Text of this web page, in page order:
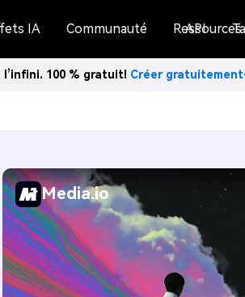
IA Communauté Ressources
API
l’infini. 100 % gratuit! Créer
Media.io